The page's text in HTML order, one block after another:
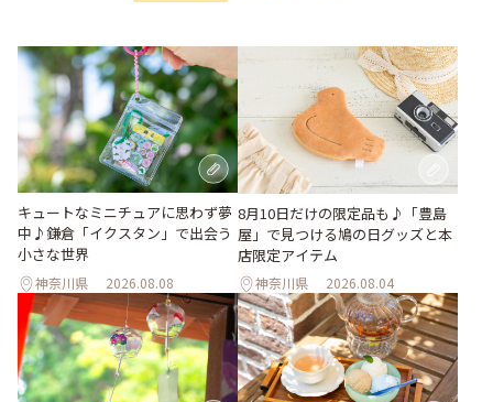
キュートなミニチュアに思わず夢
中♪鎌倉「イクスタン」で出会う
小さな世界
神奈川県 2026.08.08
8月10日だけの限定品も♪「豊島
屋」で見つける鳩の日グッズと本
店限定アイテム
神奈川県 2026.08.04